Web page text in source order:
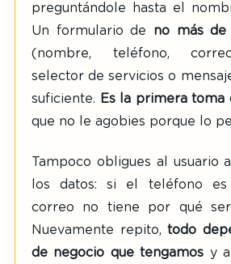
preguntándole hasta el
Un formulario de no más
(nombre, teléfono,
selector de servicios o
suficiente.
Es la primera toma
que no le agobies porque lo
Tampoco obligues al usuario
los datos: si el teléfono es
correo no tiene por qué
Nuevamente repito,todo
de negocio que tengamos y